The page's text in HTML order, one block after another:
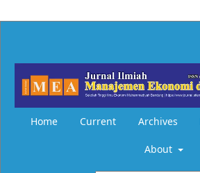
Home Current Archives
About